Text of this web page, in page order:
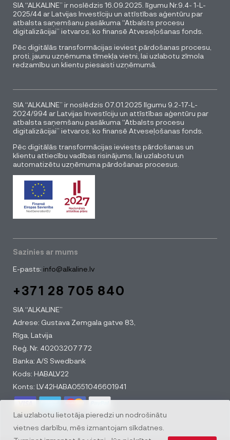
Lai uzlabotu lietotāja pieredzi un nodrošinātu
vietnes darbību, mēs izmantojam sīkdatnes.
SIA “ALKALINE” ir noslēdzis 16.09.2025. līgumu Nr.9.4- 1-L-
2025/44 ar Latvijas Investīciju un attīstības aģentūru par
atbalsta saņemšanu pasākuma “Atbalsts procesu
digitalizācijai” ietvaros, ko finansē Atveseļošanas fonds.
Pēc digitālās transformācijas ieviest pārdošanas procesu,
proti, jaunu uzņēmuma tīmekļa vietni, lai uzlabotu zīmola
redzamību un klientu piesaisti uzņēmumā.
SIA “ALKALINE” ir noslēdzis 07.01.2025 līgumu 9.2-17-L-
2024/994 ar Latvijas Investīciju un attīstības aģentūru par
atbalsta saņemšanu pasākuma “Atbalsts procesu
digitalizācijai” ietvaros, ko finansē Atveseļošanas fonds.
Pēc digitālās transformācijas ieviests pārdošanas un
klientu attiecību vadības risinājums, lai uzlabotu un
automatizētu uzņēmuma pārdošanas procesus.
Sazinies ar mums
E-pasts: info@alkaline.lv
+371 28 705 840
SIA “ALKALINE”
Adrese: Gustava Zemgala gatve 83,
Rīga, Latvija
Reģ. Nr. 40203207772
Banka: A/S Swedbank
Kods: HABALV22
Konts: LV42HABA0551046601941